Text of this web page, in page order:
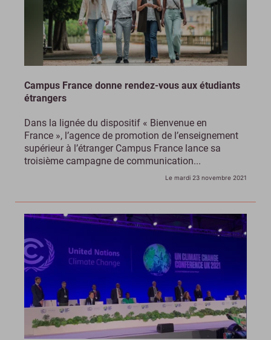
Campus France donne rendez-vous aux étudiants
étrangers
Dans la lignée du dispositif « Bienvenue en
France », l’agence de promotion de l’enseignement
supérieur à l’étranger Campus France lance sa
troisième campagne de communication...
Le mardi 23 novembre 2021